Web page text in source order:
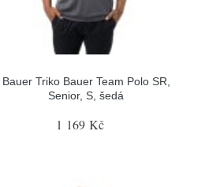
Bauer Triko Bauer Team Polo SR,
Senior, S, šedá
1 169 Kč